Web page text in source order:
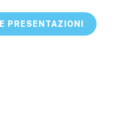
PRESENTAZIONI